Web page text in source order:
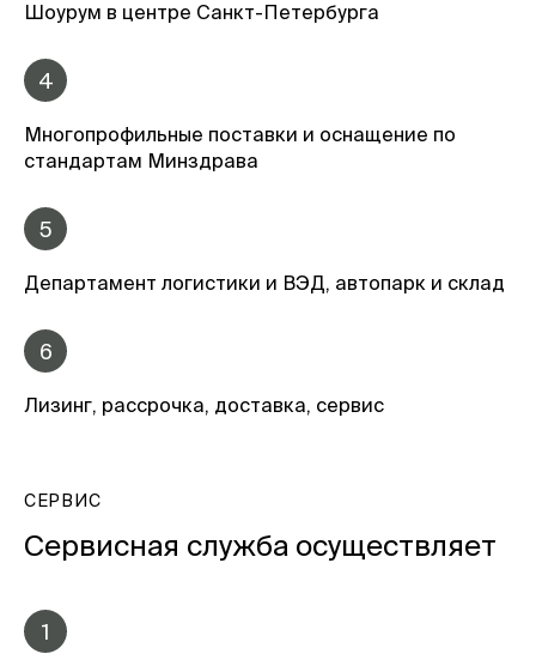
Шоурум в центре Санкт-Петербурга
4
Многопрофильные поставки и оснащение по
стандартам Минздрава
5
Департамент логистики и ВЭД, автопарк и склад
6
Лизинг, рассрочка, доставка, сервис
СЕРВИС
Сервисная служба осуществляет
1